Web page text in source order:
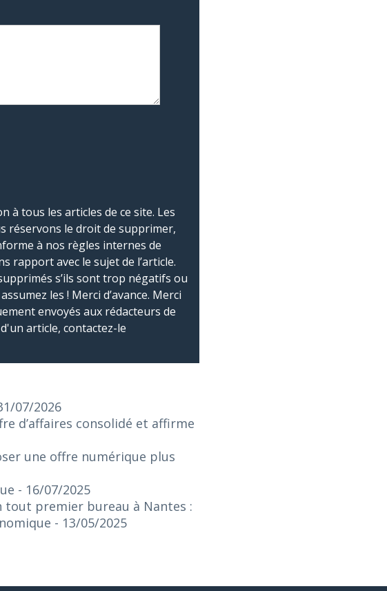
à tous les articles de ce site. Les
réservons le droit de supprimer,
à nos règles internes de
rapport avec le sujet de l’article.
s’ils sont trop négatifs ou
les ! Merci d’avance. Merci
envoyés aux rédacteurs de
article, contactez-le
07/2026
d’affaires consolidé et affirme
une offre numérique plus
- 16/07/2025
tout premier bureau à Nantes :
- 13/05/2025